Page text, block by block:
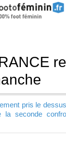
pris le
seconde